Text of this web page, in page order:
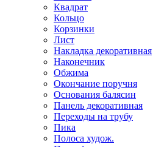
Квадрат
Кольцо
Корзинки
Лист
Накладка декоративная
Наконечник
Обжима
Окончание поручня
Основания балясин
Панель декоративная
Переходы на трубу
Пика
Полоса худож.